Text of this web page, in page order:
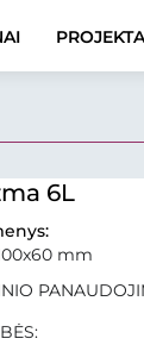
6L
mm